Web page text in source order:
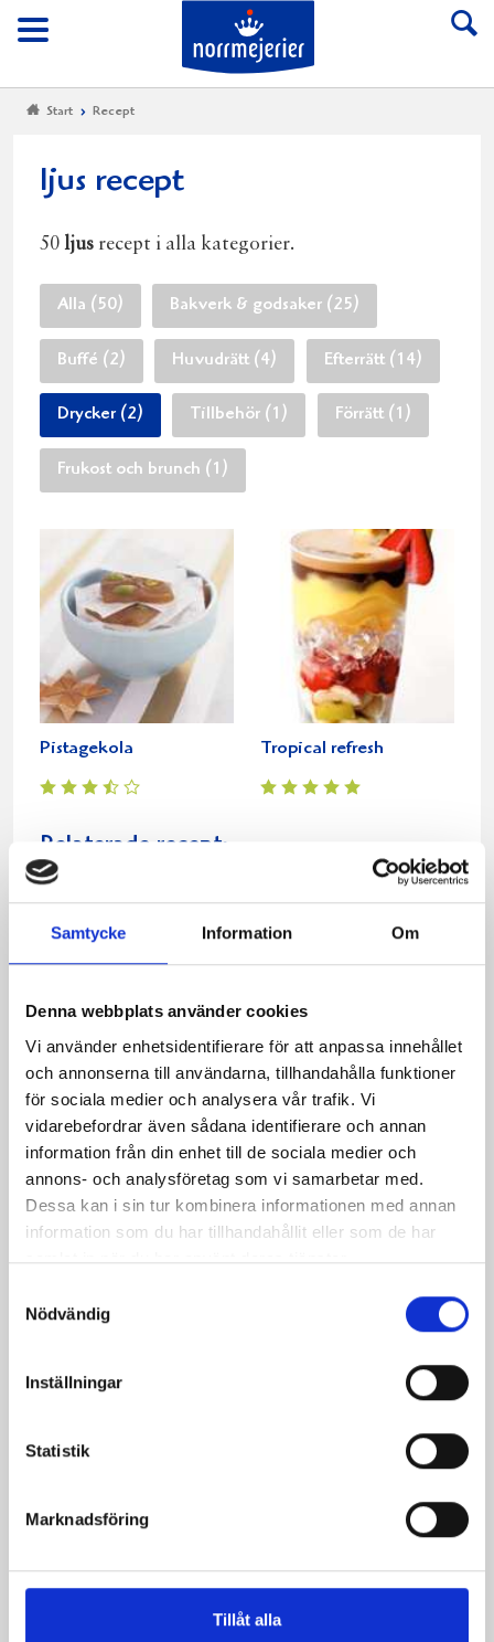
Samtycke Information Om
Denna webbplats använder cookies
Vi använder enhetsidentifierare för att anpassa innehållet
och annonserna till användarna, tillhandahålla funktioner
för sociala medier och analysera vår trafik. Vi
vidarebefordrar även sådana identifierare och annan
information från din enhet till de sociala medier och
annons- och analysföretag som vi samarbetar med.
Dessa kan i sin tur kombinera informationen med annan
information som du har tillhandahållit eller som de har
samlat in när du har använt deras tjänster.
Nödvändig
Inställningar
Statistik
Marknadsföring
Tillåt alla
Meny
Till Norrmejerier
Start Recept
ljus recept
50 ljus recept i alla kategorier.
Alla (50) Bakverk & godsaker (25)
Buffé (2) Huvudrätt (4) Efterrätt (14)
Drycker (2) Tillbehör (1) Förrätt (1)
Frukost och brunch (1)
Pistagekola Tropical refresh
Relaterade recept:
ljusungsbröd ljusgul gryta
pepparkakskryddor ljus tryffel rullad
på
på
på
via ut
Bäst i test: Norrmejeriers laktosfria
Vi kan stolt konstatera att vår laktosfria Mellanmjölk
är bäst i smaktest när norrlänningarna sagt sitt. Fler än
produkt vann testet.